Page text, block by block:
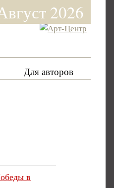
2026
Для авторов
в